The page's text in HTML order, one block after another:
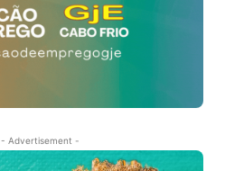
- Advertisement -